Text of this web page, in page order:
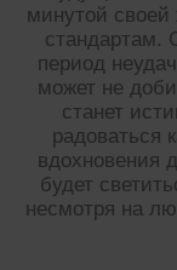
минутой своей
стандартам.
период
может не
станет
радоваться
вдохновения
будет
несмотря на